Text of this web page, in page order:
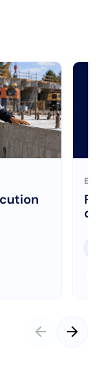
E-
arrow_back arrow_forward